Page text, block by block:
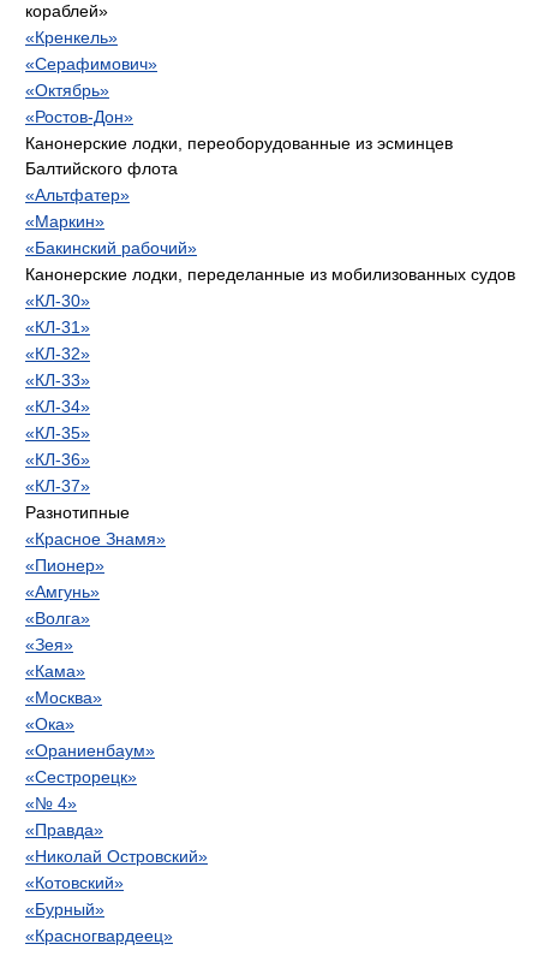
кораблей»
«Кренкель»
«Серафимович»
«Октябрь»
«Ростов-Дон»
Канонерские лодки, переоборудованные из эсминцев
Балтийского флота
«Альтфатер»
«Маркин»
«Бакинский рабочий»
Канонерские лодки, переделанные из мобилизованных судов
«КЛ-30»
«КЛ-31»
«КЛ-32»
«КЛ-33»
«КЛ-34»
«КЛ-35»
«КЛ-36»
«КЛ-37»
Разнотипные
«Красное Знамя»
«Пионер»
«Амгунь»
«Волга»
«Зея»
«Кама»
«Москва»
«Ока»
«Ораниенбаум»
«Сестрорецк»
«№ 4»
«Правда»
«Николай Островский»
«Котовский»
«Бурный»
«Красногвардеец»